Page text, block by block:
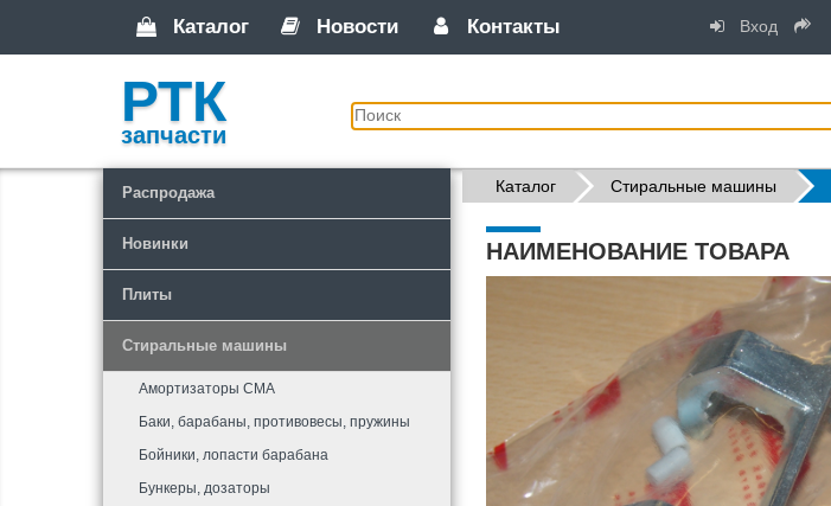
Каталог Новости Контакты Вход
РТК
запчасти
Распродажа
Новинки
Плиты
Стиральные машины
Амортизаторы СМА
Баки, барабаны, противовесы, пружины
Бойники, лопасти барабана
Бункеры, дозаторы
Каталог Стиральные машины
НАИМЕНОВАНИЕ ТОВАРА